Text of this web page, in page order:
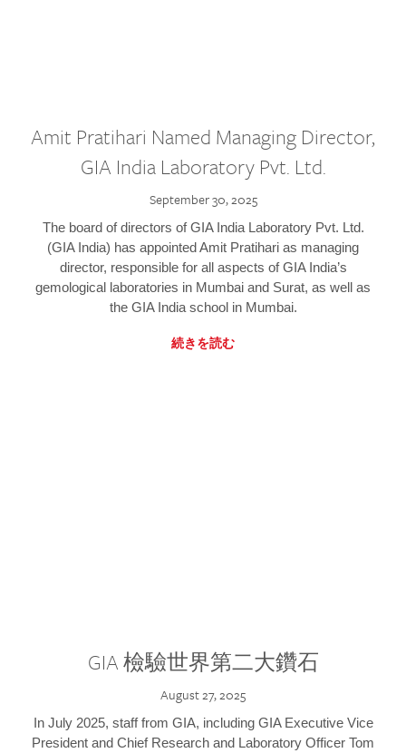
Amit Pratihari Named Managing Director,
GIA India Laboratory Pvt. Ltd.
September 30, 2025
The board of directors of GIA India Laboratory Pvt. Ltd.
(GIA India) has appointed Amit Pratihari as managing
director, responsible for all aspects of GIA India’s
gemological laboratories in Mumbai and Surat, as well as
the GIA India school in Mumbai.
続きを読む
GIA 檢驗世界第二大鑽石
August 27, 2025
In July 2025, staff from GIA, including GIA Executive Vice
President and Chief Research and Laboratory Officer Tom